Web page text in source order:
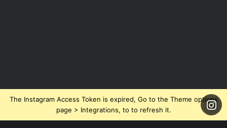
The Instagram Access Token is expired, Go to the Theme options
page > Integrations, to to refresh it.